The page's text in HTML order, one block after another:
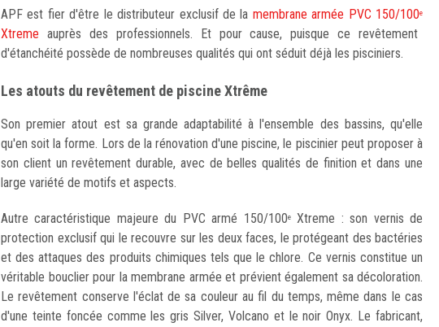
APF est fier d'être le distributeur exclusif de la membrane armée PVC 150/100e
Xtreme auprès des professionnels. Et pour cause, puisque ce revêtement
d'étanchéité possède de nombreuses qualités qui ont séduit déjà les pisciniers.
Les atouts du revêtement de piscine Xtrême
Son premier atout est sa grande adaptabilité à l'ensemble des bassins, qu'elle
qu'en soit la forme. Lors de la rénovation d'une piscine, le piscinier peut proposer à
son client un revêtement durable, avec de belles qualités de finition et dans une
large variété de motifs et aspects.
Autre caractéristique majeure du PVC armé 150/100eXtreme : son vernis de
protection exclusif qui le recouvre sur les deux faces, le protégeant des bactéries
et des attaques des produits chimiques tels que le chlore. Ce vernis constitue un
véritable bouclier pour la membrane armée et prévient également sa décoloration.
Le revêtement conserve l'éclat de sa couleur au fil du temps, même dans le cas
d'une teinte foncée comme les gris Silver, Volcano et le noir Onyx. Le fabricant,